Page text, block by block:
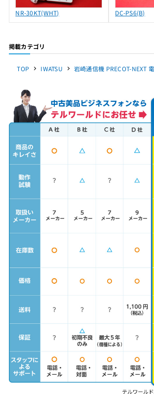
NR-30KT(WHT) DC-PS6(B)
掲載カテゴリ
TOP IWATSU 岩崎通信機 PRECOT-NEXT